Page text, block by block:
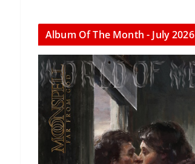
Album Of The Month - July 2026